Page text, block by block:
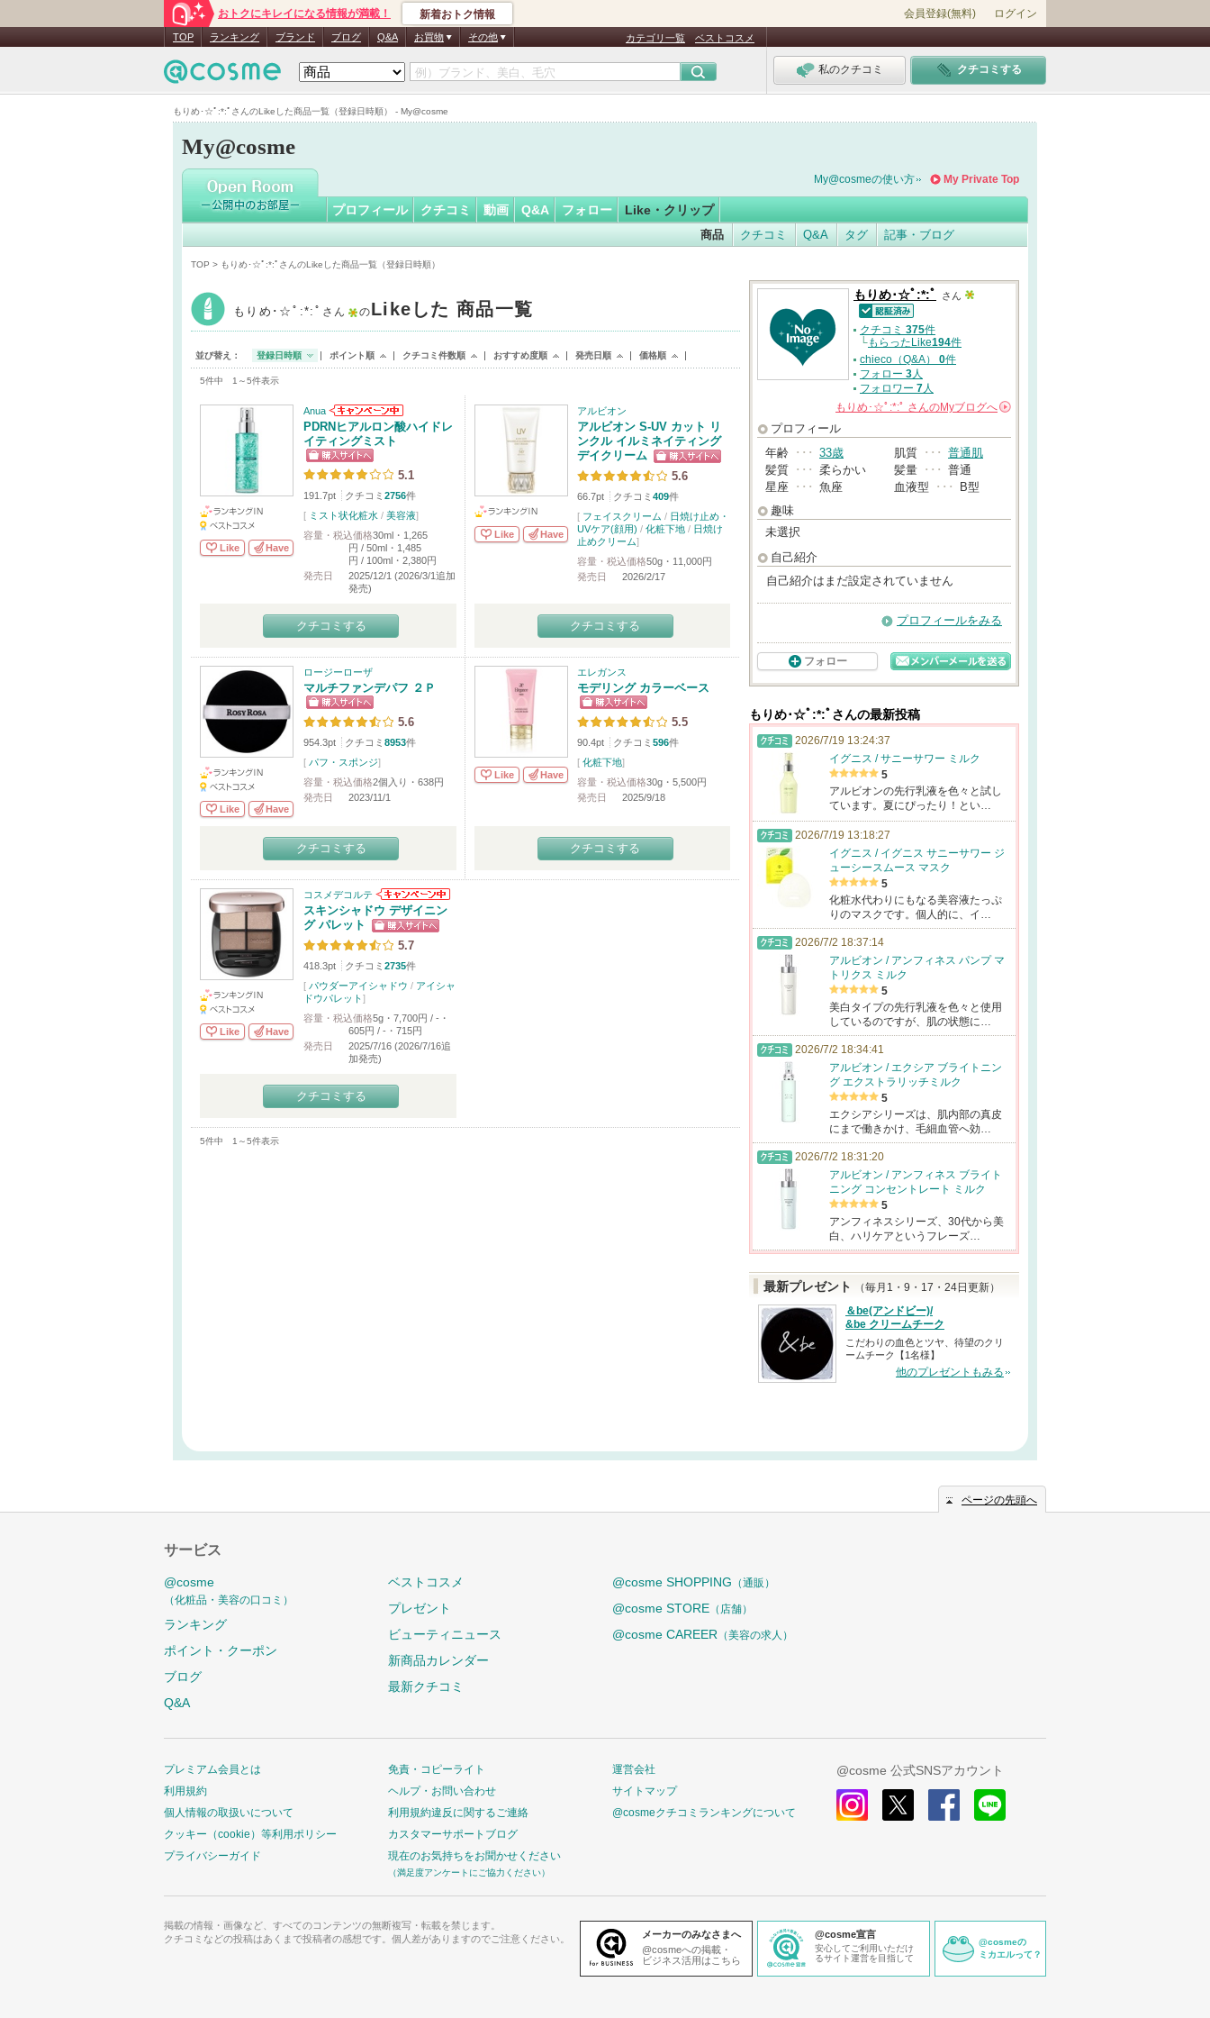
もりめ･☆ﾟ:*:ﾟさんのLikeした商品一覧（登録日時順） - My@cosme
おトクにキレイになる情報が満載！ 新着おトク情報 会員登録(無料) ログイン
TOP ランキング ブランド ブログ Q&A お買物 その他 カテゴリ一覧 ベストコスメ
私のクチコミ クチコミする
My@cosme
もりめ･☆ﾟ:*:ﾟさん
認
証
My Private Top
My@cosmeの使い方
プロフィール クチコミ 動画 Q&A フォロー Like・クリップ
商品 クチコミ Q&A タグ 記事・ブログ
TOP > もりめ･☆ﾟ:*:ﾟさんのLikeした商品一覧（登録日時順）
もりめ･☆ﾟ:*:ﾟ さん のLikeした 商品一覧
並び替え： 登録日時順 ポイント順 クチコミ件数順 おすすめ度順 発売日順 価格順
5件中 1～5件表示
Like Have
Anua
PDRNヒアルロン酸ハイドレ
イティングミスト
5.1
191.7pt クチコミ 2756件
[ ミスト状化粧水 / 美容液]
容量・税込価格30ml・1,265
円 / 50ml・1,485
円 / 100ml・2,380円
発売日
2025/12/1 (2026/3/1追加
発売)
クチコミする
Like Have
アルビオン
アルビオン S-UV カット リ
ンクル イルミネイティング
デイクリーム
5.6
66.7pt クチコミ 409件
[ フェイスクリーム / 日焼け止め・
UVケア(顔用) / 化粧下地 / 日焼け
止めクリーム]
容量・税込価格50g・11,000円
発売日
2026/2/17
クチコミする
Like Have
ロージーローザ
マルチファンデパフ ２Ｐ
5.6
954.3pt クチコミ 8953件
[ パフ・スポンジ]
容量・税込価格2個入り・638円
発売日
2023/11/1
クチコミする
Like Have
エレガンス
モデリング カラーベース
5.5
90.4pt クチコミ 596件
[ 化粧下地]
容量・税込価格30g・5,500円
発売日
2025/9/18
クチコミする
Like Have
コスメデコルテ
スキンシャドウ デザイニン
グ パレット
5.7
418.3pt クチコミ 2735件
[ パウダーアイシャドウ / アイシャ
ドウパレット]
容量・税込価格5g・7,700円 / -・
605円 / -・715円
発売日
2025/7/16 (2026/7/16追
加発売)
クチコミする
5件中 1～5件表示
もりめ･☆ﾟ:*:ﾟ さん
認証済
クチコミ 375件
└もらったLike194件
chieco（Q&A） 0件
フォロー 3人
フォロワー 7人
もりめ･☆ﾟ:*:ﾟ さんのMyブログへ
プロフィール
年齢 ･･･ 33歳 肌質 ･･･ 普通肌
髪質 ･･･ 柔らかい 髪量 ･･･ 普通
星座 ･･･ 魚座 血液型 ･･･
B型
趣味
未選択
自己紹介
自己紹介はまだ設定されていません
プロフィールをみる
フォロー
もりめ･☆ﾟ:*:ﾟさんの最新投稿
2026/7/19 13:24:37
イグニス / サニーサワー ミルク
5
アルビオンの先行乳液を色々と試し
ています。夏にぴったり！とい…
2026/7/19 13:18:27
イグニス / イグニス サニーサワー ジ
ューシースムース マスク
5
化粧水代わりにもなる美容液たっぷ
りのマスクです。個人的に、イ…
2026/7/2 18:37:14
アルビオン / アンフィネス パンプ マ
トリクス ミルク
5
美白タイプの先行乳液を色々と使用
しているのですが、肌の状態に…
2026/7/2 18:34:41
アルビオン / エクシア ブライトニン
グ エクストラリッチミルク
5
エクシアシリーズは、肌内部の真皮
にまで働きかけ、毛細血管へ効…
2026/7/2 18:31:20
アルビオン / アンフィネス ブライト
ニング コンセントレート ミルク
5
アンフィネスシリーズ、30代から美
白、ハリケアというフレーズ…
最新プレゼント
（毎月1・9・17・24日更新）
＆be(アンドビー)/
&be クリームチーク
こだわりの血色とツヤ、待望のクリ
ームチーク【1名様】
他のプレゼントもみる
ページの先頭へ
サービス
@cosme
（化粧品・美容の口コミ）
ランキング
ポイント・クーポン
ブログ
Q&A
ベストコスメ
プレゼント
ビューティニュース
新商品カレンダー
最新クチコミ
@cosme SHOPPING （通販）
@cosme STORE （店舗）
@cosme CAREER （美容の求人）
プレミアム会員とは
利用規約
個人情報の取扱いについて
クッキー（cookie）等利用ポリシー
プライバシーガイド
免責・コピーライト
ヘルプ・お問い合わせ
利用規約違反に関するご連絡
カスタマーサポートブログ
現在のお気持ちをお聞かせください
（満足度アンケートにご協力ください）
運営会社
サイトマップ
@cosmeクチコミランキングについて
@cosme 公式SNSアカウント
掲載の情報・画像など、すべてのコンテンツの無断複写・転載を禁じます。
クチコミなどの投稿はあくまで投稿者の感想です。個人差がありますのでご注意ください。
メーカーのみなさまへ
@cosmeへの掲載・
ビジネス活用はこちら
@cosme宣言
安心してご利用いただけ
るサイト運営を目指して
@cosmeの
ミカエルって？